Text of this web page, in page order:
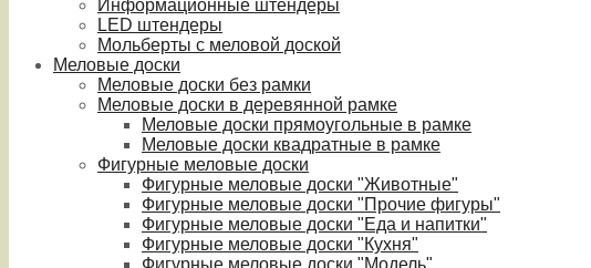
Информационные штендеры
LED штендеры
Мольберты с меловой доской
Меловые доски
Меловые доски без рамки
Меловые доски в деревянной рамке
Меловые доски прямоугольные в рамке
Меловые доски квадратные в рамке
Фигурные меловые доски
Фигурные меловые доски "Животные"
Фигурные меловые доски "Прочие фигуры"
Фигурные меловые доски "Еда и напитки"
Фигурные меловые доски "Кухня"
Фигурные меловые доски "Модель"